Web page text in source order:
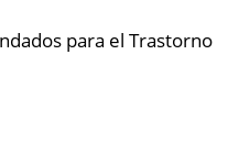
para el Trastorno